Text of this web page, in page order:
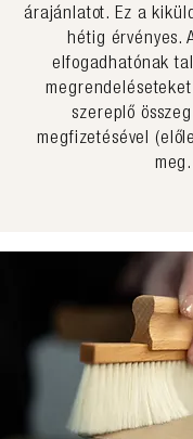
árajánlatot. Ez a
hétig érvényes.
elfogadhatónak
szereplő
megfizetésével
meg.